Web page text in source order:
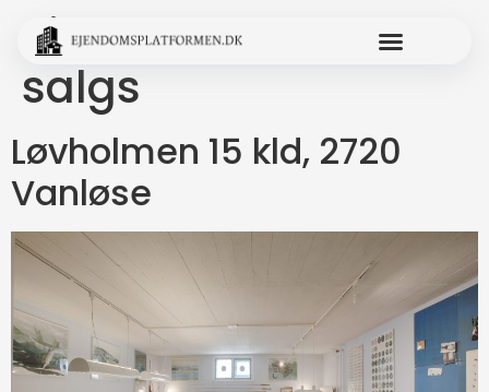
ejendomstype:
salgs
Løvholmen 15 kld, 2720
Vanløse